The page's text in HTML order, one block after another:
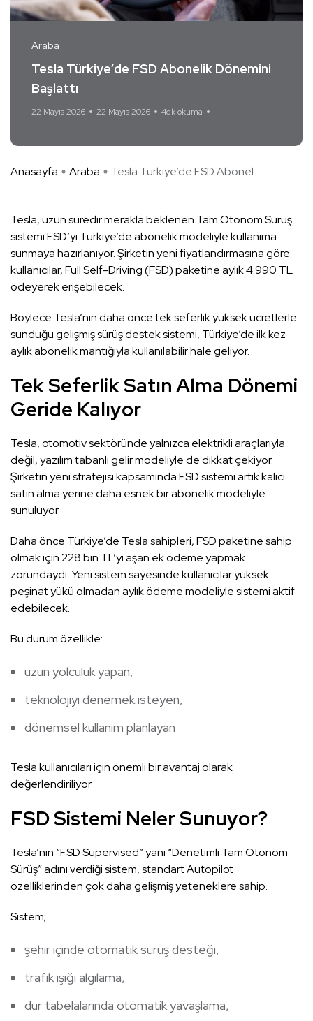
Araba
Tesla Türkiye’de FSD Abonelik Dönemini
Başlattı
22 Mayıs 2026 22 Mayıs 2026 4dk okuma
Anasayfa Araba Tesla Türkiye’de FSD Abonel ...
Tesla, uzun süredir merakla beklenen Tam Otonom Sürüş
sistemi FSD’yi Türkiye’de abonelik modeliyle kullanıma
sunmaya hazırlanıyor. Şirketin yeni fiyatlandırmasına göre
kullanıcılar, Full Self-Driving (FSD) paketine aylık 4.990 TL
ödeyerek erişebilecek.
Böylece Tesla’nın daha önce tek seferlik yüksek ücretlerle
sunduğu gelişmiş sürüş destek sistemi, Türkiye’de ilk kez
aylık abonelik mantığıyla kullanılabilir hale geliyor.
Tek Seferlik Satın Alma Dönemi
Geride Kalıyor
Tesla, otomotiv sektöründe yalnızca elektrikli araçlarıyla
değil, yazılım tabanlı gelir modeliyle de dikkat çekiyor.
Şirketin yeni stratejisi kapsamında FSD sistemi artık kalıcı
satın alma yerine daha esnek bir abonelik modeliyle
sunuluyor.
Daha önce Türkiye’de Tesla sahipleri, FSD paketine sahip
olmak için 228 bin TL’yi aşan ek ödeme yapmak
zorundaydı. Yeni sistem sayesinde kullanıcılar yüksek
peşinat yükü olmadan aylık ödeme modeliyle sistemi aktif
edebilecek.
Bu durum özellikle:
uzun yolculuk yapan,
teknolojiyi denemek isteyen,
dönemsel kullanım planlayan
Tesla kullanıcıları için önemli bir avantaj olarak
değerlendiriliyor.
FSD Sistemi Neler Sunuyor?
Tesla’nın “FSD Supervised” yani “Denetimli Tam Otonom
Sürüş” adını verdiği sistem, standart Autopilot
özelliklerinden çok daha gelişmiş yeteneklere sahip.
Sistem;
şehir içinde otomatik sürüş desteği,
trafik ışığı algılama,
dur tabelalarında otomatik yavaşlama,